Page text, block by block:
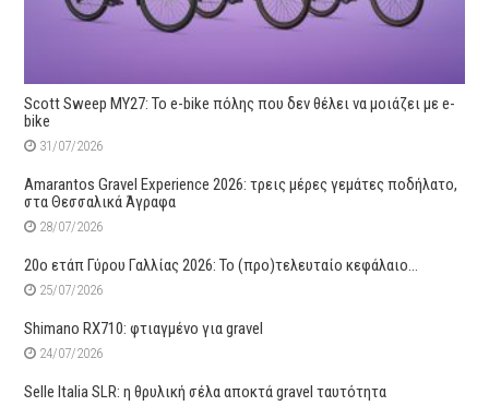
Scott Sweep MY27: Το e-bike πόλης που δεν θέλει να μοιάζει με e-
bike
31/07/2026
Amarantos Gravel Experience 2026: τρεις μέρες γεμάτες ποδήλατο,
στα Θεσσαλικά Άγραφα
28/07/2026
20ο ετάπ Γύρου Γαλλίας 2026: Το (προ)τελευταίο κεφάλαιο…
25/07/2026
Shimano RX710: φτιαγμένο για gravel
24/07/2026
Selle Italia SLR: η θρυλική σέλα αποκτά gravel ταυτότητα